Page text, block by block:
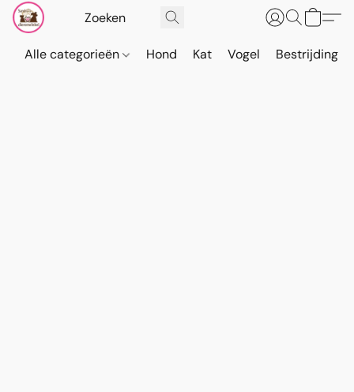
Alle categorieën Hond Kat Vogel Bestrijding